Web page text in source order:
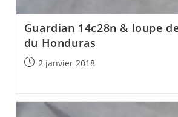
Guardian 14c28n & loupe
du Honduras
Post2 janvier 2018